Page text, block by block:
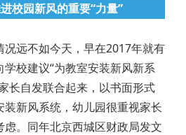
校园新风的重要“力量”
况远不如今天，早在2017年就有
校建议“为教室安装新风新系
长自发联合起来，以书面形式
新风系统，幼儿园很重视家长
。同年北京西城区财政局发文